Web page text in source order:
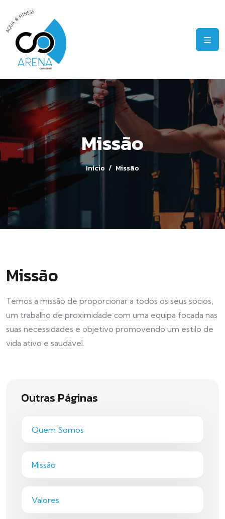
Missão
Início Missão
Missão
Temos a missão de proporcionar a todos os seus sócios,
um trabalho de proximidade com uma equipa focada nas
suas necessidades e objetivo promovendo um estilo de
vida ativo e saudável.
Outras Páginas
Quem Somos
Missão
Valores